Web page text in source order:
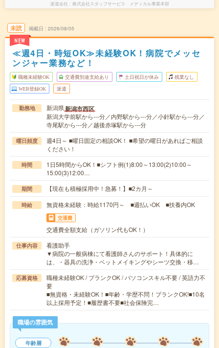
派遣会社 株式会社スタッフサービス メディカル事業本部
未読
NEW
掲載日 2026/08/05
≪週4日・時短OK≫未経験OK！病院でメッセ
ンジャー業務など！
職種未経験OK 交通費別途支給あり 土日祝日が休み 残業なし
WEB登録OK 派遣
勤務地 新潟県新潟市西区
新潟大学前駅から---分／内野駅から---分／小針駅から---分／
寺尾駅から---分／越後赤塚駅から---分
曜日頻度
週4日～ ■曜日固定の相談OK！ ■希望の曜日があればご相談
ください！
時間
1日5時間からOK！■シフト例(1)8:00～13:00(2)10:00～
15:00(3)12:00…
期間 【現在も積極採用中！急募！】■2カ月～
時給 無資格未経験：時給1170円～ ■週払いOK ■扶養内OK
交通費
交通費全額支給（ガソリン代もOK！）
仕事内容
看護助手
▼病院の一般病棟にて看護師さんのサポート！具体的に
は、・器具の洗浄・ベットメイキングやシーツ交換・移…
応募資格
職種未経験OK / ブランクOK / パソコンスキル不要 / 英語力不
要
■無資格・未経験OK！■年齢・学歴不問！ブランクOK!■10名
以上採用予定！■履歴書不要■社会保険完…
職場の雰囲気
年齢層